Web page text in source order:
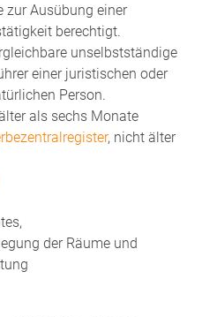
zur Ausübung einer
berechtigt.
unselbstständige
einer juristischen oder
Person.
als sechs Monate
, nicht älter
der Räume und